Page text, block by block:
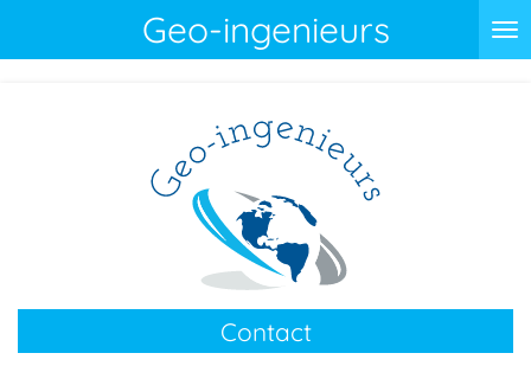
direct
Geo-ingenieurs
Contact